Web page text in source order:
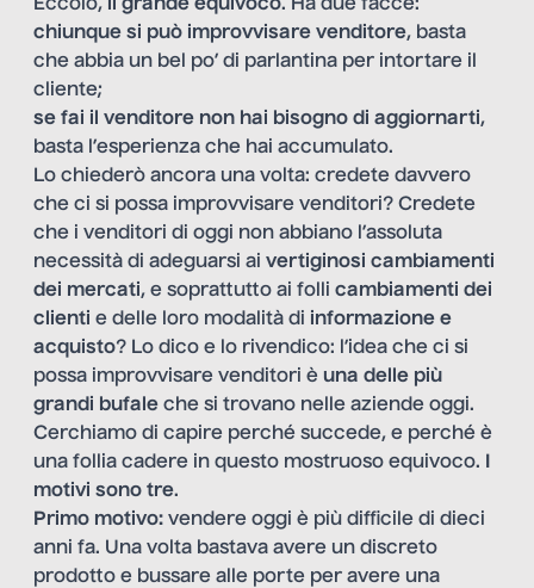
Eccolo, il grande equivoco. Ha due facce:
chiunque si può improvvisare venditore, basta
che abbia un bel po’ di parlantina per intortare il
cliente;
se fai il venditore non hai bisogno di aggiornarti,
basta l’esperienza che hai accumulato.
Lo chiederò ancora una volta: credete davvero
che ci si possa improvvisare venditori? Credete
che i venditori di oggi non abbiano l’assoluta
necessità di adeguarsi ai vertiginosi cambiamenti
dei mercati, e soprattutto ai folli cambiamenti dei
clienti e delle loro modalità di informazione e
acquisto? Lo dico e lo rivendico: l’idea che ci si
possa improvvisare venditori è una delle più
grandi bufale che si trovano nelle aziende oggi.
Cerchiamo di capire perché succede, e perché è
una follia cadere in questo mostruoso equivoco.
motivi sono tre.
Primo motivo: vendere oggi è più difficile di dieci
anni fa. Una volta bastava avere un discreto
prodotto e bussare alle porte per avere una